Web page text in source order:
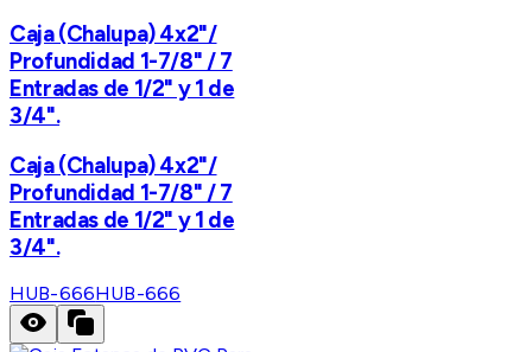
Caja (Chalupa) 4x2"/
Profundidad 1-7/8" / 7
Entradas de 1/2" y 1 de
3/4".
Caja (Chalupa) 4x2"/
Profundidad 1-7/8" / 7
Entradas de 1/2" y 1 de
3/4".
HUB-666HUB-666